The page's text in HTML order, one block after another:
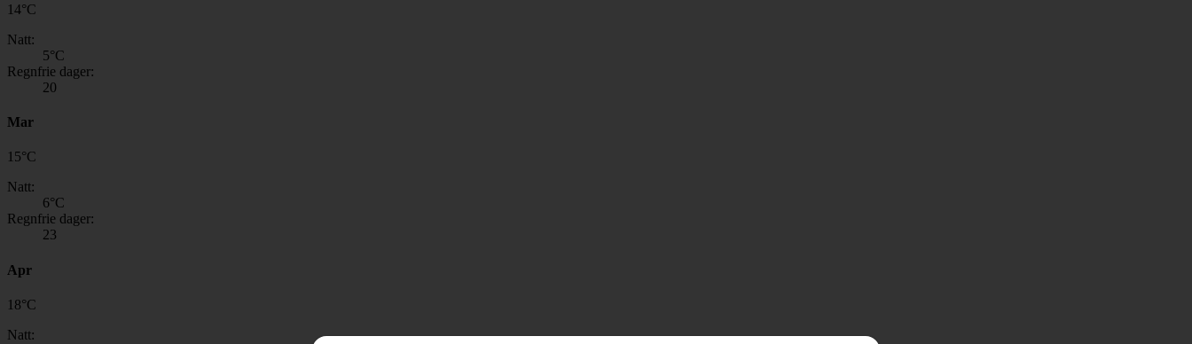
14°C
Natt:
5°C
Regnfrie dager:
20
Mar
15°C
Natt:
6°C
Regnfrie dager:
23
Apr
18°C
Natt: